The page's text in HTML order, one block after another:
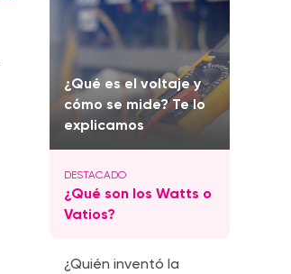
¿Qué es el voltaje y
cómo se mide? Te lo
explicamos
¿Qué son los Watts o
Vatios?
¿Quién inventó la